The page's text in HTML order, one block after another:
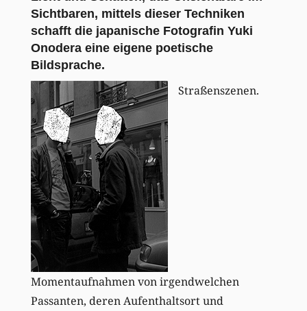
Sichtbaren, mittels dieser Techniken
schafft die japanische Fotografin Yuki
Onodera eine eigene poetische
Bildsprache.
Straßenszenen.
Momentaufnahmen von irgendwelchen
Passanten, deren Aufenthaltsort und